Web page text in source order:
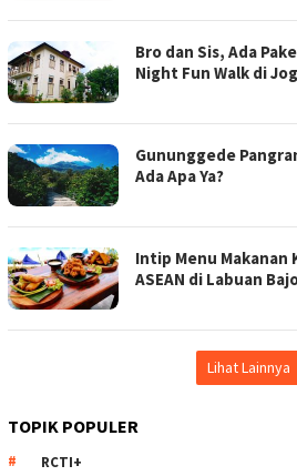
Bro dan Sis, Ada
Night Fun Walk di
Gununggede
Ada Apa Ya?
Intip Menu Makanan
ASEAN di Labuan
Lihat Lainnya
TOPIK POPULER
RCTI+